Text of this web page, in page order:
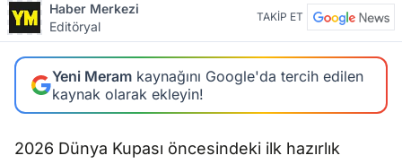
Haber Merkezi
Editöryal
TAKİP ET
Yeni Meram kaynağını Google'da tercih edilen
kaynak olarak ekleyin!
2026 Dünya Kupası öncesindeki ilk hazırlık